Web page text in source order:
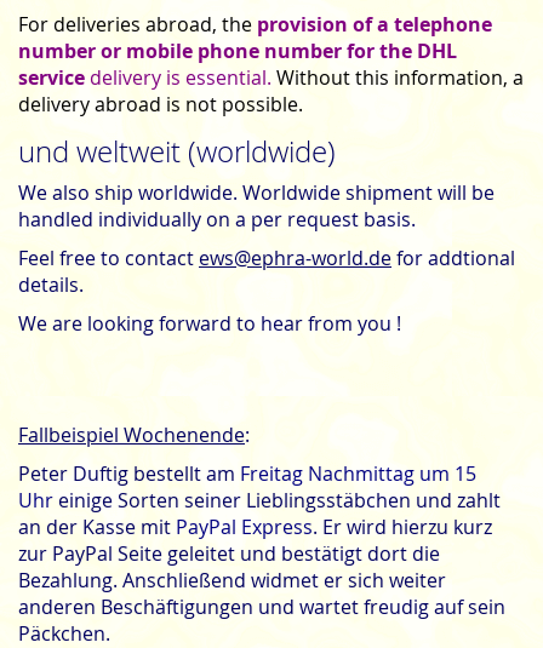
For deliveries abroad, the provision of a telephone
number or mobile phone number for the DHL
service delivery is essential. Without this information, a
delivery abroad is not possible.
und weltweit (worldwide)
We also ship worldwide. Worldwide shipment will be
handled individually on a per request basis.
Feel free to contact ews@ephra-world.defor addtional
details.
We are looking forward to hear from you !
Fallbeispiel Wochenende:
Peter Duftig bestellt am Freitag Nachmittag um 15
Uhreinige Sorten seiner Lieblingsstäbchen und zahlt
an der Kasse mit PayPal Express. Er wird hierzu kurz
zur PayPal Seite geleitet und bestätigt dort die
Bezahlung. Anschließend widmet er sich weiter
anderen Beschäftigungen und wartet freudig auf sein
Päckchen.